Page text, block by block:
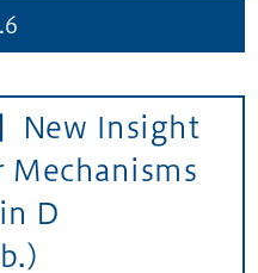
】New Insight
D